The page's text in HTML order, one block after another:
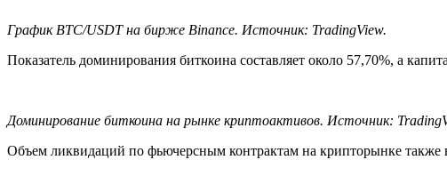
График BTC/USDT на бирже Binance. Источник: TradingView.
Показатель доминирования биткоина составляет около 57,70%, а
Доминирование биткоина на рынке криптоактивов. Источник:
Объем ликвидаций по фьючерсным контрактам на крипторынке